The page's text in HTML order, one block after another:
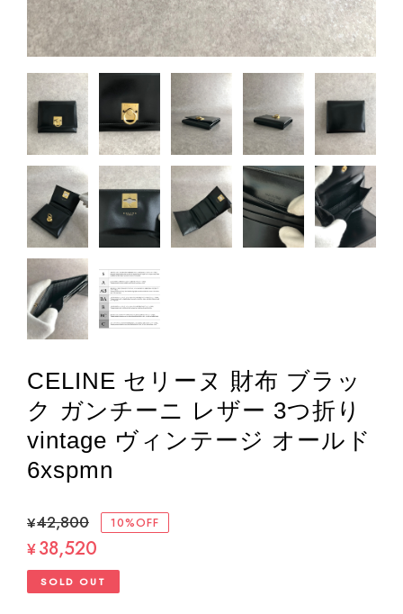
CELINE セリーヌ 財布 ブラッ
ク ガンチーニ レザー 3つ折り
vintage ヴィンテージ オールド
6xspmn
¥42,800 10%OFF
¥38,520
SOLD OUT